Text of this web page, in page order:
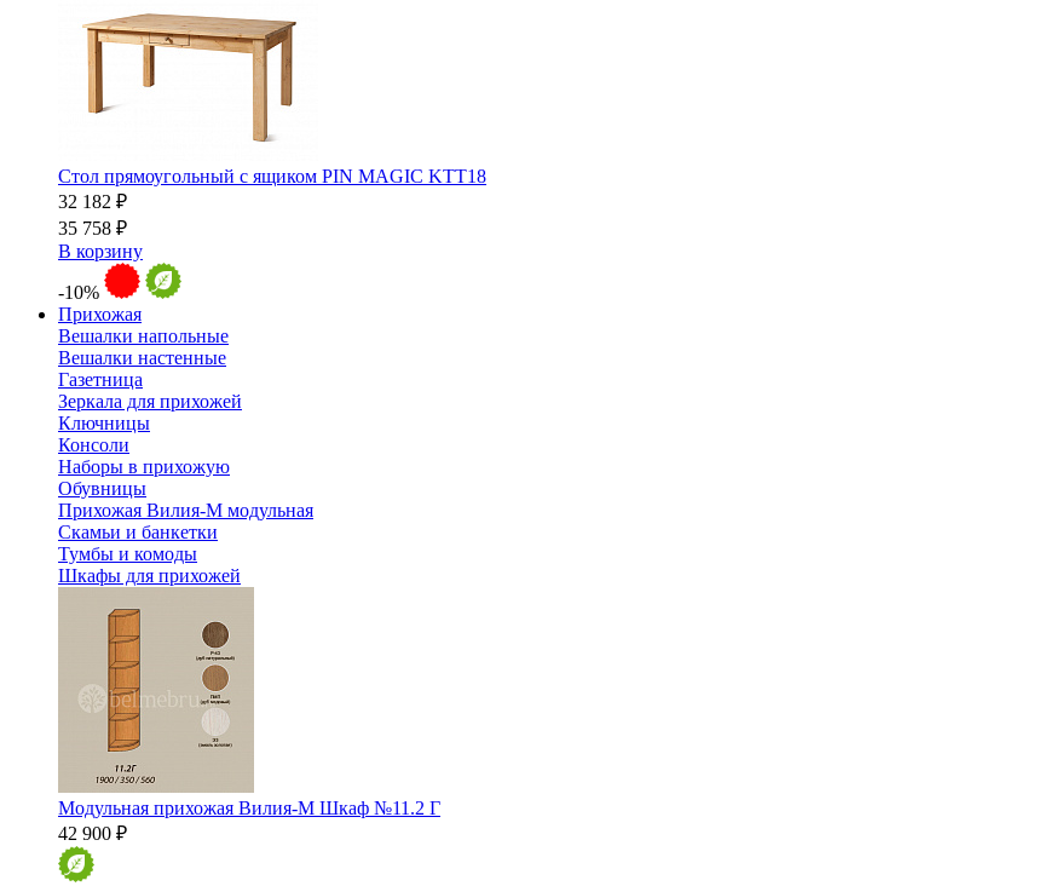
Стол прямоугольный с ящиком PIN MAGIC KTT18
32 182 ₽
35 758 ₽
В корзину
-10%
Прихожая
Вешалки напольные
Вешалки настенные
Газетница
Зеркала для прихожей
Ключницы
Консоли
Наборы в прихожую
Обувницы
Прихожая Вилия-М модульная
Скамьи и банкетки
Тумбы и комоды
Шкафы для прихожей
Модульная прихожая Вилия-М Шкаф №11.2 Г
42 900 ₽